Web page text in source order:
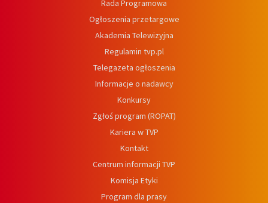
Rada Programowa
Ogłoszenia przetargowe
Akademia Telewizyjna
Regulamin tvp.pl
Telegazeta ogłoszenia
Informacje o nadawcy
Konkursy
Zgłoś program (ROPAT)
Kariera w TVP
Kontakt
Centrum informacji TVP
Komisja Etyki
Program dla prasy